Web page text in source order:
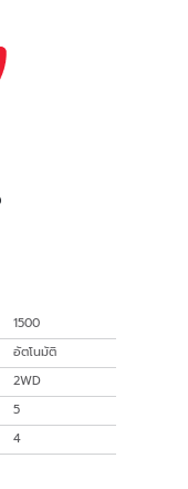
1500
อัตโนมัติ
2WD
5
4